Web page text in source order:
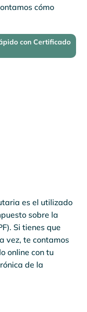
cómo
con Certificado
es el utilizado
sobre la
Si tienes que
vez, te contamos
online con tu
de la